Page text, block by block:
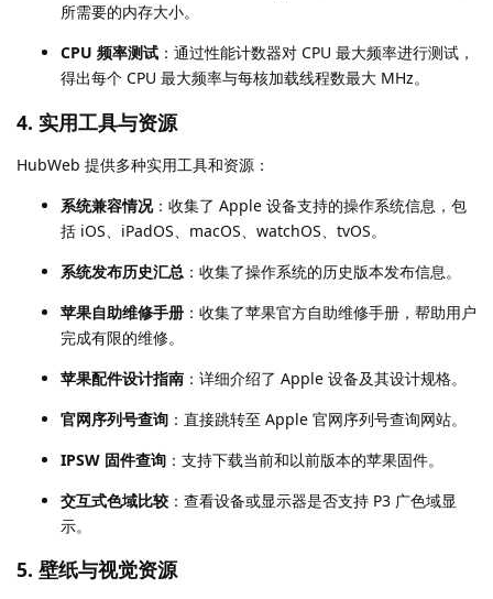
所需要的内存大小。
CPU 频率测试 ：通过性能计数器对 CPU 最大频率进行测试，
得出每个 CPU 最大频率与每核加载线程数最大 MHz。
4. 实用工具与资源
HubWeb 提供多种实用工具和资源：
系统兼容情况：收集了 Apple 设备支持的操作系统信息，包
括 iOS、iPadOS、macOS、watchOS、tvOS。
系统发布历史汇总 ：收集了操作系统的历史版本发布信息。
苹果自助维修手册 ：收集了苹果官方自助维修手册，帮助用户
完成有限的维修。
苹果配件设计指南 ：详细介绍了 Apple 设备及其设计规格。
官网序列号查询 ：直接跳转至 Apple 官网序列号查询网站。
IPSW 固件查询 ：支持下载当前和以前版本的苹果固件。
交互式色域比较 ：查看设备或显示器是否支持 P3 广色域显
示。
5. 壁纸与视觉资源